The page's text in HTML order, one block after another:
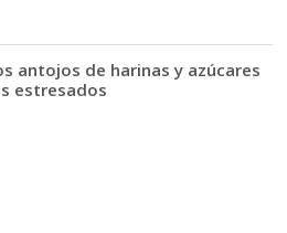
antojos de harinas y azúcares
estresados